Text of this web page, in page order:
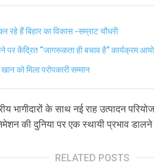
हैं बिहार का विकास -सम्राट चौधरी
पर केंद्रित “जागरूकता ही बचाव है” कार्यक्रम
को मिला परोपकारी सम्मान
भागीदारों के साथ नई राह उत्पादन
की दुनिया पर एक स्थायी प्रभाव
RELATED POSTS